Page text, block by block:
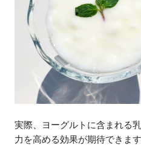
実際、ヨーグルトに含まれる
力を高める効果が期待できま